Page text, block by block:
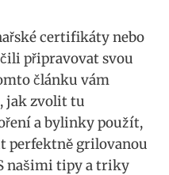
certifikáty nebo
připravovat⁤ svou
⁣článku vám‍
jak ⁤zvolit tu
‍a bylinky použít,
perfektně grilovanou
našimi⁢ tipy a​ triky⁤